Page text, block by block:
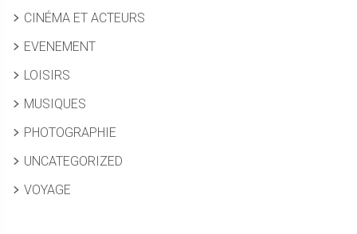
CINÉMA ET ACTEURS
EVENEMENT
LOISIRS
MUSIQUES
PHOTOGRAPHIE
UNCATEGORIZED
VOYAGE